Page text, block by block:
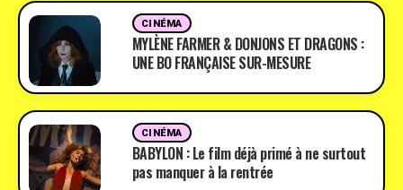
CINÉMA
MYLÈNE FARMER & DONJONS ET DRAGONS :
UNE BO FRANÇAISE SUR-MESURE
CINÉMA
BABYLON : Le film déjà primé à ne surtout
pas manquer à la rentrée